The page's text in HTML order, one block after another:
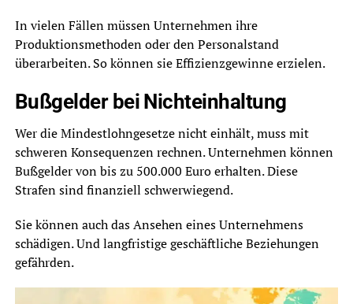
In vielen Fällen müssen Unternehmen ihre
Produktionsmethoden oder den Personalstand
überarbeiten. So können sie Effizienzgewinne erzielen.
Bußgelder bei Nichteinhaltung
Wer die Mindestlohngesetze nicht einhält, muss mit
schweren Konsequenzen rechnen. Unternehmen können
Bußgelder von bis zu 500.000 Euro erhalten. Diese
Strafen sind finanziell schwerwiegend.
Sie können auch das Ansehen eines Unternehmens
schädigen. Und langfristige geschäftliche Beziehungen
gefährden.